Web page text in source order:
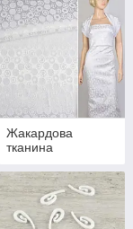
Жакардова
тканина